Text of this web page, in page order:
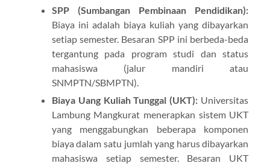
SPP (Sumbangan Pembinaan Pendidikan):
Biaya ini adalah biaya kuliah yang dibayarkan
setiap semester. Besaran SPP ini berbeda-beda
tergantung pada program studi dan status
mahasiswa (jalur mandiri atau
SNMPTN/SBMPTN).
Biaya Uang Kuliah Tunggal (UKT): Universitas
Lambung Mangkurat menerapkan sistem UKT
yang menggabungkan beberapa komponen
biaya dalam satu jumlah yang harus dibayarkan
mahasiswa setiap semester. Besaran UKT